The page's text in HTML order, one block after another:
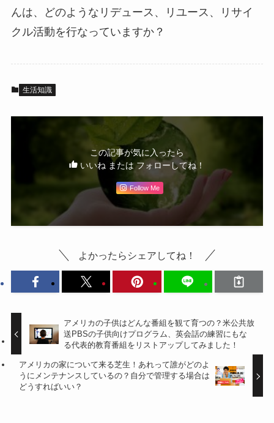
んは、どのようなリデュース、リユース、リサイ
クル活動を行なっていますか？
生活知識
この記事が気に入ったら
いいね または フォローしてね！
Follow Me
よかったらシェアしてね！
アメリカの子供はどんな番組を観て育つの？米公共放
送PBSの子供向けプログラム、英会話の練習にもな
る代表的教育番組をリストアップしてみました！
アメリカの家について来る芝生！あれって誰がどのよ
うにメンテナンスしているの？自分で管理する場合は
どうすればいい？